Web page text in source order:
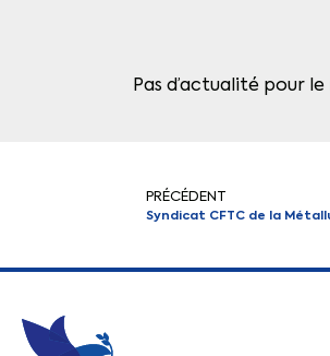
Pas d’actualité pour
PRÉCÉDENT
Syndicat CFTC de la